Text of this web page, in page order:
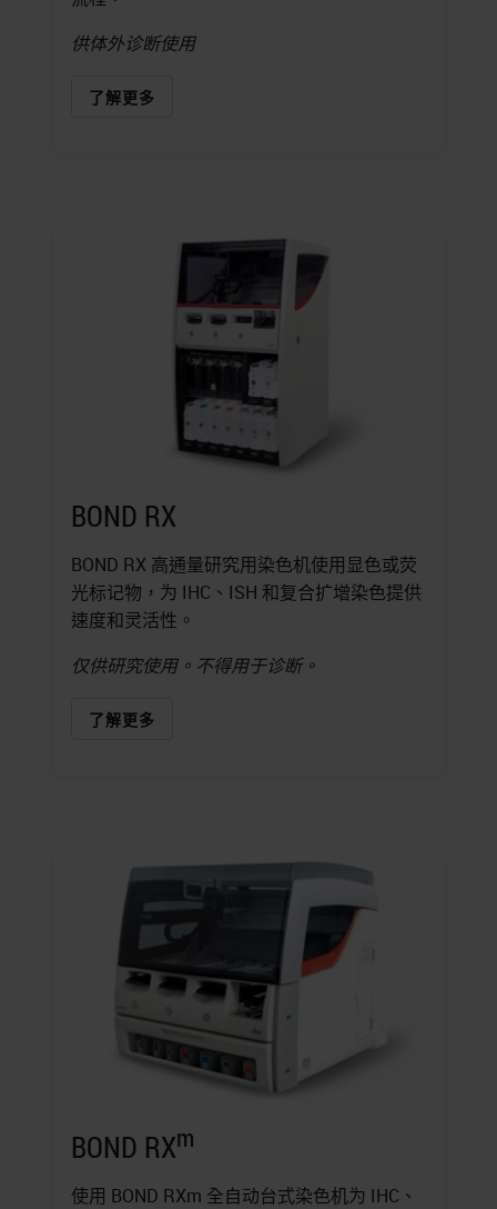
供体外诊断使用
了解更多
BOND RX
BOND RX 高通量研究用染色机使用显色或荧
光标记物，为 IHC、ISH 和复合扩增染色提供
速度和灵活性。
仅供研究使用。不得用于诊断。
了解更多
BOND RXm
使用 BOND RXm 全自动台式染色机为 IHC、